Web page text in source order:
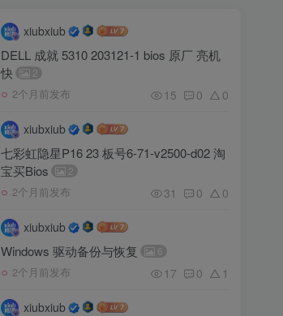
xiubxiub
DELL 成就 5310 203121-1 bios 原厂 亮机
快
2
2个月前发布 15 0 0
xiubxiub
七彩虹隐星P16 23 板号6-71-v2500-d02 淘
宝买Bios
2
2个月前发布 31 0 0
xiubxiub
Windows 驱动备份与恢复 6
2个月前发布 17 0 1
xiubxiub